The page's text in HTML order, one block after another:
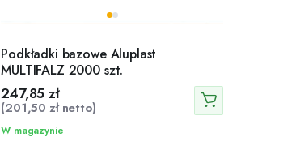
Podkładki bazowe Aluplast
MULTIFALZ 2000 szt.
247,85zł
(201,50 złnetto)
W magazynie